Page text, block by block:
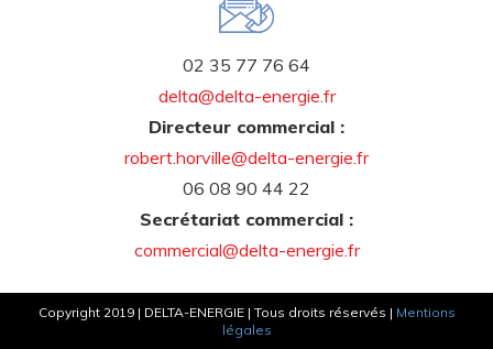
02 35 77 76 64
delta@delta-energie.fr
Directeur commercial :
robert.horville@delta-energie.fr
06 08 90 44 22
Secrétariat commercial :
commercial@delta-energie.fr
Copyright 2019 | DELTA-ENERGIE | Tous droits réservés | Mentions
légales